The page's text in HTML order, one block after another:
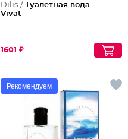
Dilis / Туалетная вода
Vivat
1601 ₽
Рекомендуем